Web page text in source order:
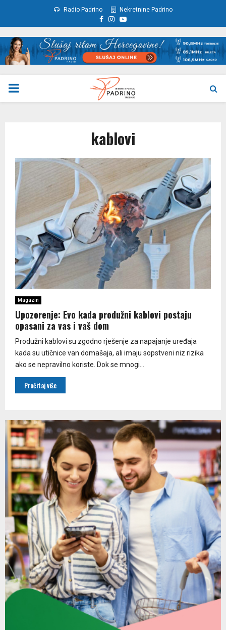
Radio Padrino Nekretnine Padrino
Facebook
Instagram
Youtube
PRIMARY
kablovi
Magazin
Upozorenje: Evo kada produžni kablovi postaju
opasani za vas i vaš dom
Produžni kablovi su zgodno rješenje za napajanje uređaja
kada su utičnice van domašaja, ali imaju sopstveni niz rizika
ako se nepravilno koriste. Dok se mnogi...
Pročitaj više